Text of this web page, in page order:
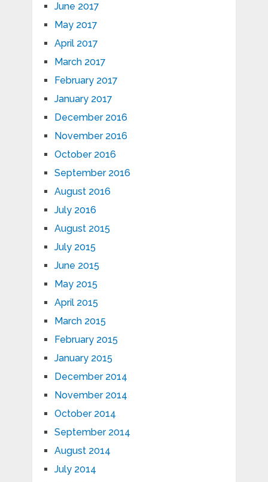
June 2017
May 2017
April 2017
March 2017
February 2017
January 2017
December 2016
November 2016
October 2016
September 2016
August 2016
July 2016
August 2015
July 2015
June 2015
May 2015
April 2015
March 2015
February 2015
January 2015
December 2014
November 2014
October 2014
September 2014
August 2014
July 2014